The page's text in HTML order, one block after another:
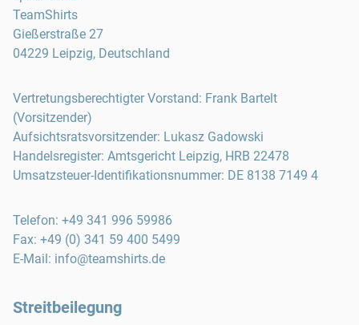
TeamShirts
Gießerstraße 27
04229 Leipzig, Deutschland
Vertretungsberechtigter Vorstand: Frank Bartelt
(Vorsitzender)
Aufsichtsratsvorsitzender: Lukasz Gadowski
Handelsregister: Amtsgericht Leipzig, HRB 22478
Umsatzsteuer-Identifikationsnummer: DE 8138 7149 4
Telefon: +49 341 996 59986
Fax: +49 (0) 341 59 400 5499
E-Mail: info@teamshirts.de
Streitbeilegung